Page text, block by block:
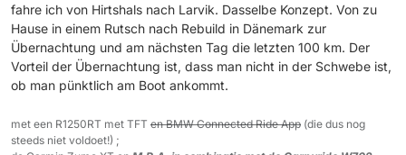
fahre ich von Hirtshals nach Larvik. Dasselbe Konzept. Von zu
Hause in einem Rutsch nach Rebuild in Dänemark zur
Übernachtung und am nächsten Tag die letzten 100 km. Der
Vorteil der Übernachtung ist, dass man nicht in der Schwebe ist,
ob man pünktlich am Boot ankommt.
met een R1250RT met TFT en BMW Connected Ride App (die dus nog
steeds niet voldoet!) ;